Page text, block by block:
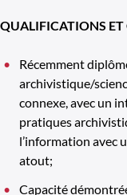
QUALIFICATIONS ET
Récemment
archivistique/
connexe, avec un
pratiques
l’information avec
atout;
Capacité